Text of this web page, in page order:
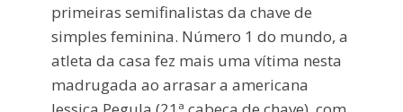
primeiras semifinalistas da chave de
simples feminina. Número 1 do mundo, a
atleta da casa fez mais uma vítima nesta
madrugada ao arrasar a americana